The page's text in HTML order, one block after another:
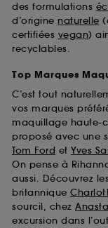
des formulations
d’origine naturelle
certifiées vegan)
recyclables.
Top Marques
C’est tout
vos marques
maquillage haute-
proposé avec une
Tom Ford et Yves
On pense à
aussi. Découvrez
britannique
sourcil, chez
excursion dans